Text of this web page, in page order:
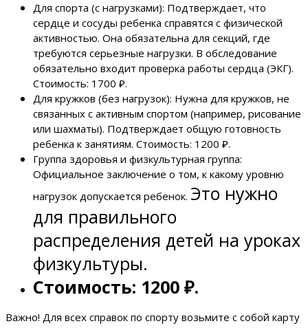
Для спорта (с нагрузками): Подтверждает, что
сердце и сосуды ребенка справятся с физической
активностью. Она обязательна для секций, где
требуются серьезные нагрузки. В обследование
обязательно входит проверка работы сердца (ЭКГ).
Стоимость: 1700 ₽.
Для кружков (без нагрузок): Нужна для кружков, не
связанных с активным спортом (например, рисование
или шахматы). Подтверждает общую готовность
ребенка к занятиям. Стоимость: 1200 ₽.
Группа здоровья и физкультурная группа:
Официальное заключение о том, к какому уровню
нагрузок допускается ребенок. Это нужно
для правильного
распределения детей на уроках
физкультуры.
Стоимость: 1200 ₽.
Важно! Для всех справок по спорту возьмите с собой карту